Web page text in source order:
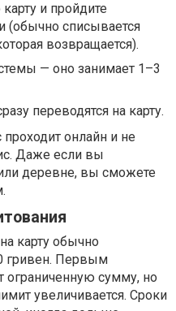
и пройдите
(обычно списывается
возвращается).
— оно занимает 1–3
переводятся на карту.
онлайн и не
Даже если вы
деревне, вы сможете
карту обычно
гривен. Первым
ограниченную сумму, но
увеличивается. Сроки